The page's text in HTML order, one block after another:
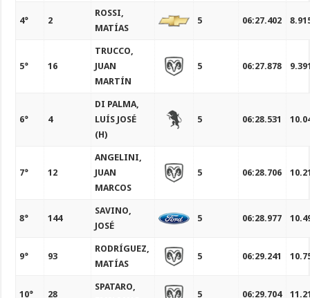
4° 2
ROSSI,
MATÍAS
5 06:27.402
5° 16
TRUCCO,
JUAN
MARTÍN
5 06:27.878
6° 4
DI PALMA,
LUÍS JOSÉ
(H)
5 06:28.531
7° 12
ANGELINI,
JUAN
MARCOS
5 06:28.706
8° 144
SAVINO,
JOSÉ
5 06:28.977
9° 93
RODRÍGUEZ,
MATÍAS
5 06:29.241
10° 28
SPATARO,
5 06:29.704